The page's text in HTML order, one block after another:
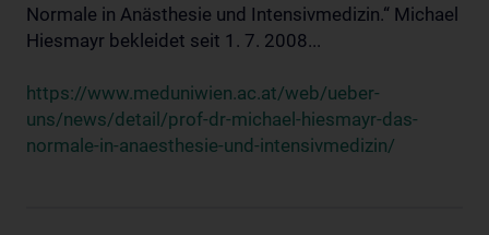
Normale in Anästhesie und Intensivmedizin.“ Michael
Hiesmayr bekleidet seit 1. 7. 2008...
https://www.meduniwien.ac.at/web/ueber-
uns/news/detail/prof-dr-michael-hiesmayr-das-
normale-in-anaesthesie-und-intensivmedizin/